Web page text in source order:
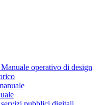
operativo di design